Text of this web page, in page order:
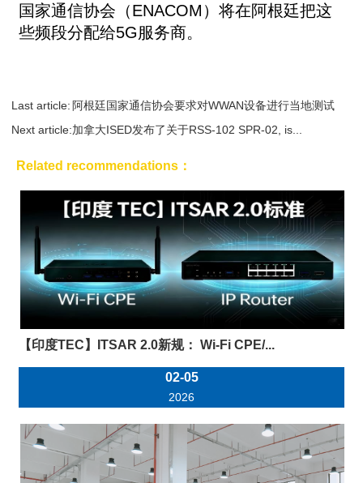
国家通信协会（ENACOM）将在阿根廷把这
些频段分配给5G服务商。
Last article: 阿根廷国家通信协会要求对WWAN设备进行当地测试
Next article:加拿大ISED发布了关于RSS-102 SPR-02, is...
Related recommendations：
【印度TEC】ITSAR 2.0新规： Wi-Fi CPE/...
02-05
2026